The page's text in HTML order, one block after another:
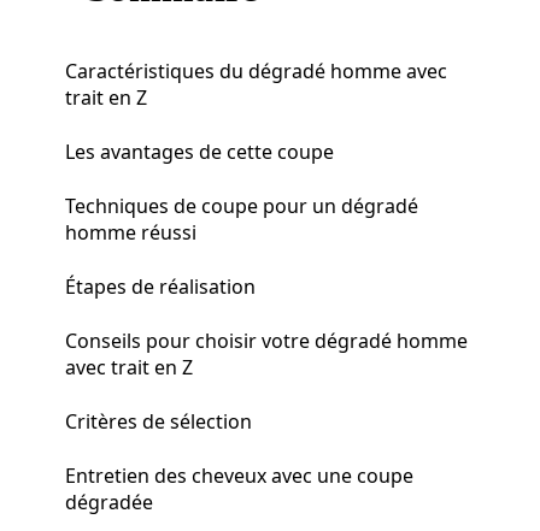
Caractéristiques du dégradé homme avec
trait en Z
Les avantages de cette coupe
Techniques de coupe pour un dégradé
homme réussi
Étapes de réalisation
Conseils pour choisir votre dégradé homme
avec trait en Z
Critères de sélection
Entretien des cheveux avec une coupe
dégradée